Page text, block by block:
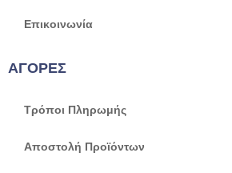
Επικοινωνία
ΑΓΟΡΕΣ
Τρόποι Πληρωμής
Αποστολή Προϊόντων